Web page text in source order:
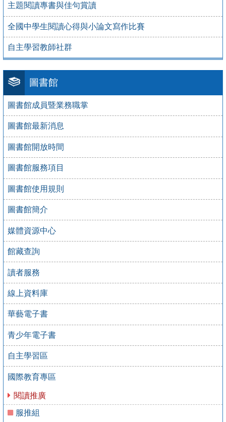
主題閱讀專書與佳句賞讀
全國中學生閱讀心得與小論文寫作比賽
自主學習教師社群
圖書館
圖書館成員暨業務職掌
圖書館最新消息
圖書館開放時間
圖書館服務項目
圖書館使用規則
圖書館簡介
媒體資源中心
館藏查詢
讀者服務
線上資料庫
華藝電子書
青少年電子書
自主學習區
國際教育專區
閱讀推廣
服推組